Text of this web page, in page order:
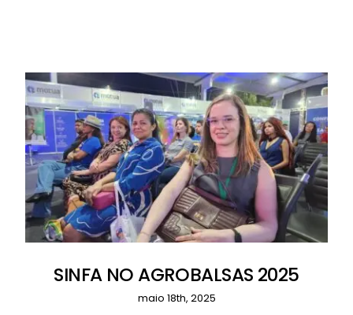
SINFA NO AGROBALSAS 2025
maio 18th, 2025